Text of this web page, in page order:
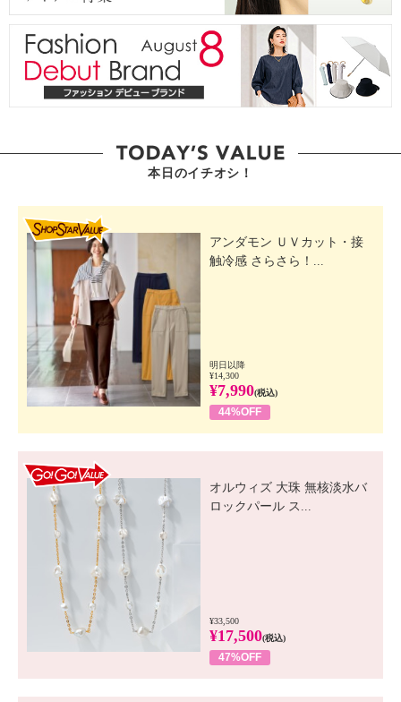
本日のイチオシ！
アンダモン ＵＶカット・接
触冷感 さらさら！...
明日以降
¥14,300
¥7,990(税込)
44%OFF
オルウィズ 大珠 無核淡水バ
ロックパール ス...
¥33,500
¥17,500(税込)
47%OFF